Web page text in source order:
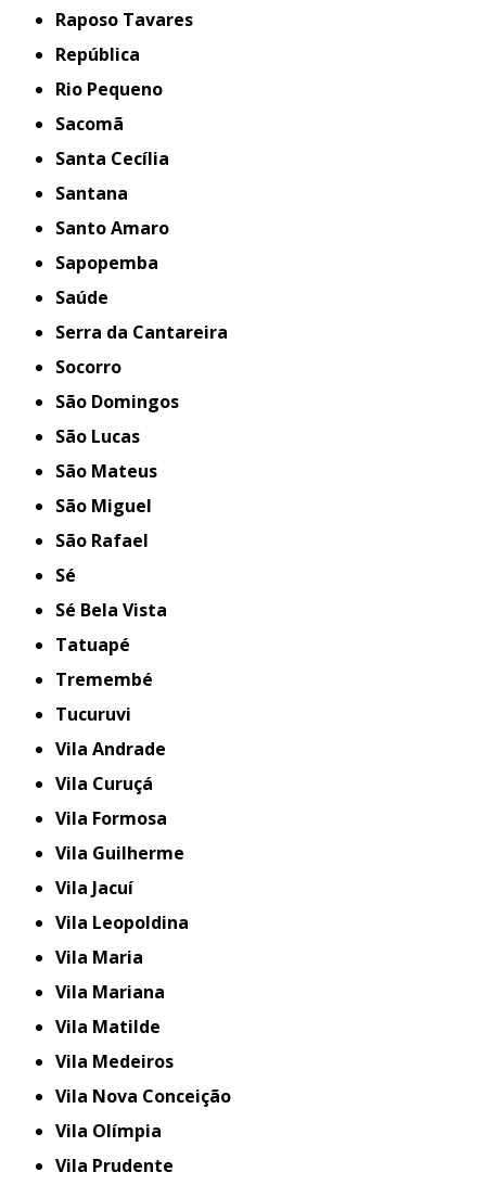
Raposo Tavares
República
Rio Pequeno
Sacomã
Santa Cecília
Santana
Santo Amaro
Sapopemba
Saúde
Serra da Cantareira
Socorro
São Domingos
São Lucas
São Mateus
São Miguel
São Rafael
Sé
Sé Bela Vista
Tatuapé
Tremembé
Tucuruvi
Vila Andrade
Vila Curuçá
Vila Formosa
Vila Guilherme
Vila Jacuí
Vila Leopoldina
Vila Maria
Vila Mariana
Vila Matilde
Vila Medeiros
Vila Nova Conceição
Vila Olímpia
Vila Prudente